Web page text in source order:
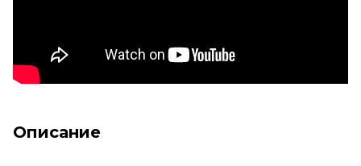
Описание